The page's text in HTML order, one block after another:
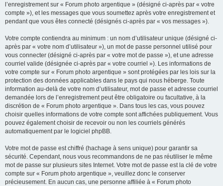
l’enregistrement sur « Forum photo argentique » (désigné ci-après par « votre
compte »), et les messages que vous soumettez après votre enregistrement et
pendant que vous êtes connecté (désignés ci-après par « vos messages »).
Votre compte contiendra au minimum : un nom d’utilisateur unique (désigné ci-
après par « votre nom d’utilisateur »), un mot de passe personnel utilisé pour
vous connecter (désigné ci-après par « votre mot de passe »), et une adresse
courriel valide (désignée ci-après par « votre courriel »). Les informations de
votre compte sur « Forum photo argentique » sont protégées par les lois sur la
protection des données applicables dans le pays qui nous héberge. Toute
information au-delà de votre nom d’utilisateur, mot de passe et adresse courriel
demandée lors de l’enregistrement peut être obligatoire ou facultative, à la
discrétion de « Forum photo argentique ». Dans tous les cas, vous pouvez
choisir quelles informations de votre compte sont affichées publiquement. Vous
pouvez également choisir de recevoir ou non les courriels générés
automatiquement par le logiciel phpBB.
Votre mot de passe est chiffré (hachage à sens unique) pour garantir sa
sécurité. Cependant, nous vous recommandons de ne pas réutiliser le même
mot de passe sur plusieurs sites Internet. Votre mot de passe est la clé de votre
compte sur « Forum photo argentique », veuillez donc le conserver
précieusement. En aucun cas, une personne affiliée à « Forum photo